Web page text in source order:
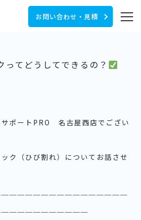
お問い合わせ・見積
ってどうしてできるの？
サポートPRO 名古屋西店でござい
ク（ひび割れ）についてお話させ